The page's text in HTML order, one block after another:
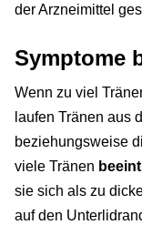
der Arzneimittel
Symptome
Wenn zu viel
laufen Tränen aus
beziehungsweise
viele Tränen
sie sich als zu
auf den